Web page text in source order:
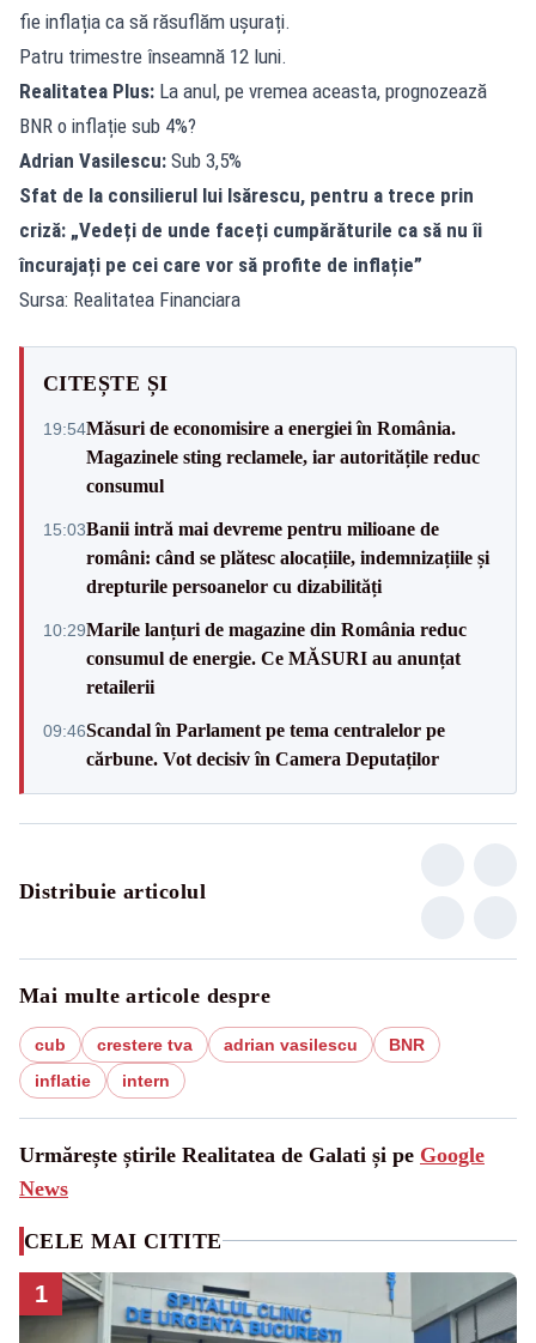
fie inflația ca să răsuflăm ușurați.
Patru trimestre înseamnă 12 luni.
Realitatea Plus: La anul, pe vremea aceasta, prognozează
BNR o inflație sub 4%?
Adrian Vasilescu: Sub 3,5%
Sfat de la consilierul lui Isărescu, pentru a trece prin
criză: „Vedeți de unde faceți cumpărăturile ca să nu îi
încurajați pe cei care vor să profite de inflație”
Sursa: Realitatea Financiara
CITEȘTE ȘI
19:54Măsuri de economisire a energiei în România.
Magazinele sting reclamele, iar autoritățile reduc
consumul
15:03Banii intră mai devreme pentru milioane de
români: când se plătesc alocațiile, indemnizațiile și
drepturile persoanelor cu dizabilități
10:29Marile lanțuri de magazine din România reduc
consumul de energie. Ce MĂSURI au anunțat
retailerii
09:46Scandal în Parlament pe tema centralelor pe
cărbune. Vot decisiv în Camera Deputaților
Distribuie articolul
Mai multe articole despre
cub crestere tva adrian vasilescu
BNR
inflatie
intern
Urmărește știrile Realitatea de Galati și pe Google
News
CELE MAI CITITE
1